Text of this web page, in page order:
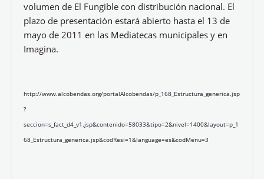
volumen de El Fungible con distribución nacional. El
plazo de presentación estará abierto hasta el 13 de
mayo de 2011 en las Mediatecas municipales y en
Imagina.
http://www.alcobendas.org/portalAlcobendas/p_168_Estructura_generica.jsp
?
seccion=s_fact_d4_v1.jsp&contenido=58033&tipo=2&nivel=1400&layout=p_1
68_Estructura_generica.jsp&codResi=1&language=es&codMenu=3